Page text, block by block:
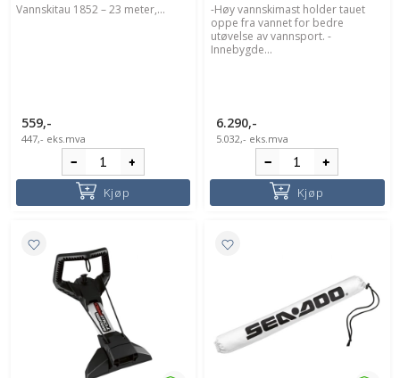
Vannskitau 1852 – 23 meter,...
559,-
447,- eks.mva
Kjøp
-Høy vannskimast holder tauet
oppe fra vannet for bedre
utøvelse av vannsport. -
Innebygde...
6.290,-
5.032,- eks.mva
Kjøp